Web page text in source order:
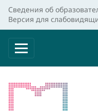
Сведения об
Версия для